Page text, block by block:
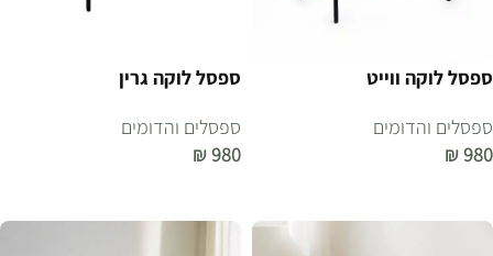
ספסל לוקה ווייט
ספסלים והדומים
₪980
ספסל לוקה גרין
ספסלים והדומים
₪980